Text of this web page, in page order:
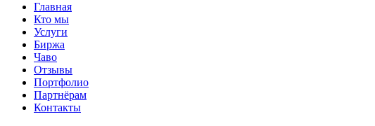
Главная
Кто мы
Услуги
Биржа
Чаво
Отзывы
Портфолио
Партнёрам
Контакты